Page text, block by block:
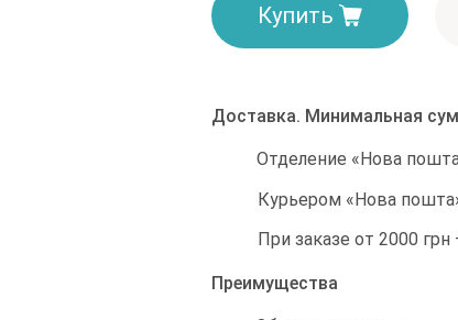
Купить
Доставка. Минимальная
Отделение «Нова
Курьером «Нова
При заказе от 2000 грн
Преимущества